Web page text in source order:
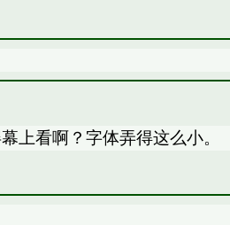
上看啊？字体弄得这么小。